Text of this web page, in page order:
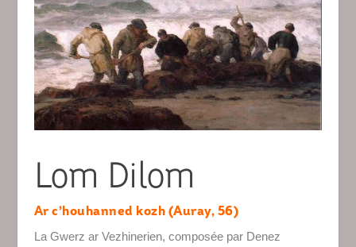
Lom Dilom
Ar c’houhanned kozh (Auray, 56)
La Gwerz ar Vezhinerien, composée par Denez